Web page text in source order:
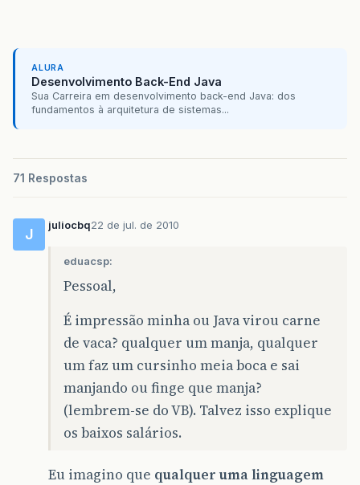
ALURA
Desenvolvimento Back-End Java
Sua Carreira em desenvolvimento back-end Java: dos
fundamentos à arquitetura de sistemas...
71 Respostas
J
juliocbq22 de jul. de 2010
eduacsp:
Pessoal,
É impressão minha ou Java virou carne
de vaca? qualquer um manja, qualquer
um faz um cursinho meia boca e sai
manjando ou finge que manja?
(lembrem-se do VB). Talvez isso explique
os baixos salários.
Eu imagino que qualquer uma linguagem